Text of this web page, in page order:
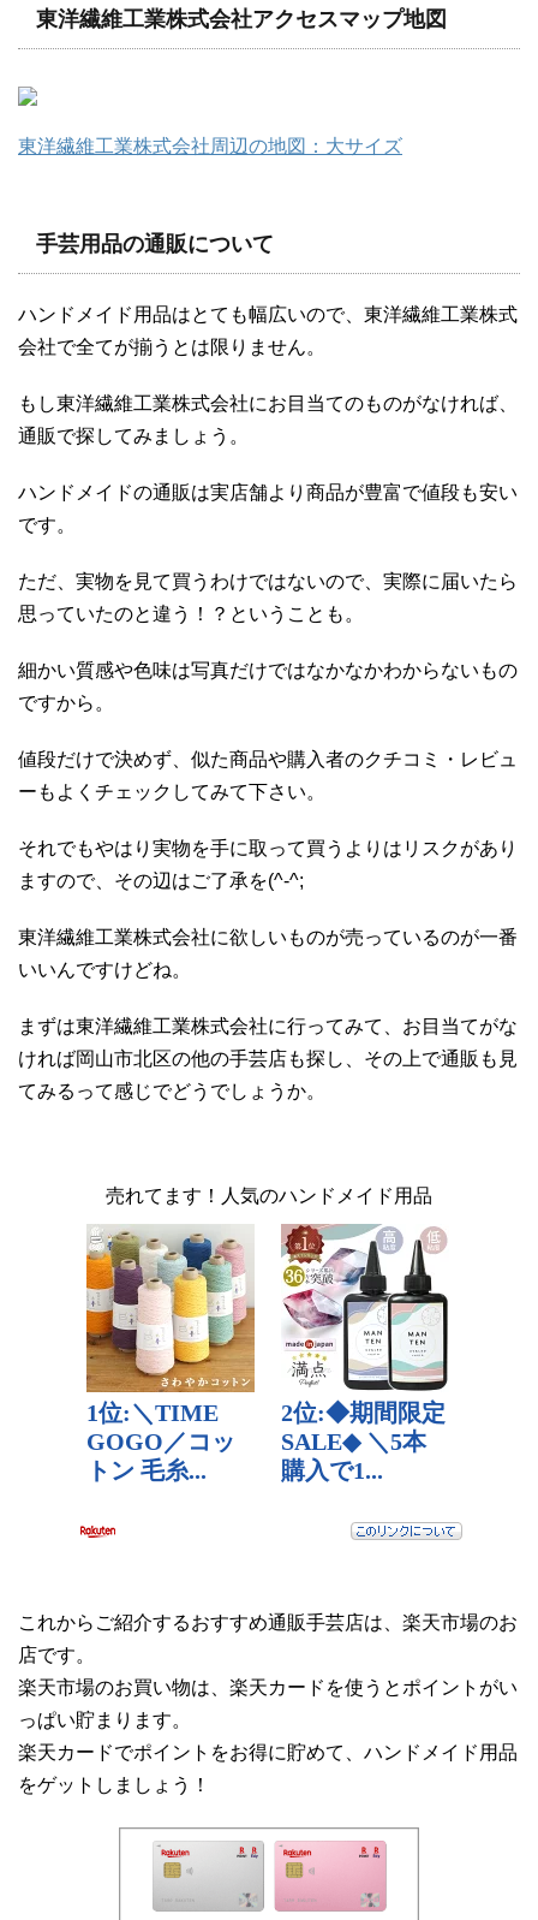
東洋繊維工業株式会社アクセスマップ地図
東洋繊維工業株式会社周辺の地図：大サイズ
手芸用品の通販について
ハンドメイド用品はとても幅広いので、東洋繊維工業株式
会社で全てが揃うとは限りません。
もし東洋繊維工業株式会社にお目当てのものがなければ、
通販で探してみましょう。
ハンドメイドの通販は実店舗より商品が豊富で値段も安い
です。
ただ、実物を見て買うわけではないので、実際に届いたら
思っていたのと違う！？ということも。
細かい質感や色味は写真だけではなかなかわからないもの
ですから。
値段だけで決めず、似た商品や購入者のクチコミ・レビュ
ーもよくチェックしてみて下さい。
それでもやはり実物を手に取って買うよりはリスクがあり
ますので、その辺はご了承を(^-^;
東洋繊維工業株式会社に欲しいものが売っているのが一番
いいんですけどね。
まずは東洋繊維工業株式会社に行ってみて、お目当てがな
ければ岡山市北区の他の手芸店も探し、その上で通販も見
てみるって感じでどうでしょうか。
売れてます！人気のハンドメイド用品
これからご紹介するおすすめ通販手芸店は、楽天市場のお
店です。
楽天市場のお買い物は、楽天カードを使うとポイントがい
っぱい貯まります。
楽天カードでポイントをお得に貯めて、ハンドメイド用品
をゲットしましょう！